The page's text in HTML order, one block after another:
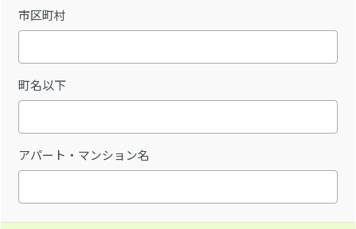
市区町村
町名以下
アパート・マンション名